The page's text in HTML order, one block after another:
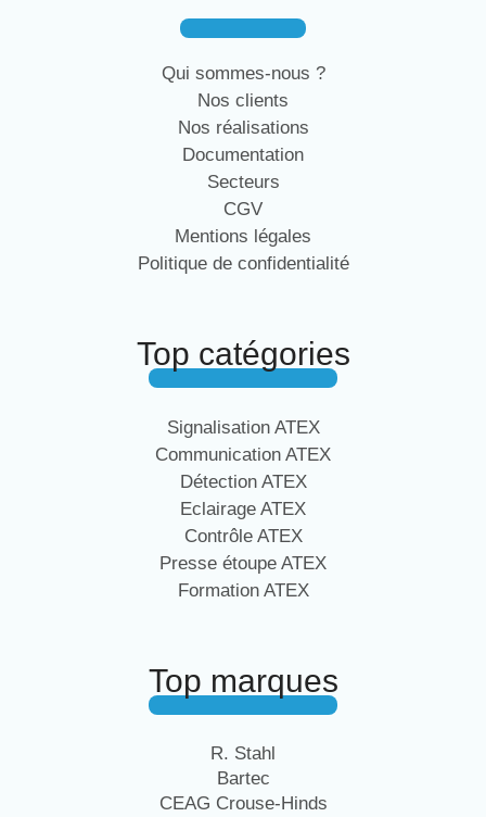
Qui sommes-nous ?
Nos clients
Nos réalisations
Documentation
Secteurs
CGV
Mentions légales
Politique de confidentialité
Top catégories
Signalisation ATEX
Communication ATEX
Détection ATEX
Eclairage ATEX
Contrôle ATEX
Presse étoupe ATEX
Formation ATEX
Top marques
R. Stahl
Bartec
CEAG Crouse-Hinds